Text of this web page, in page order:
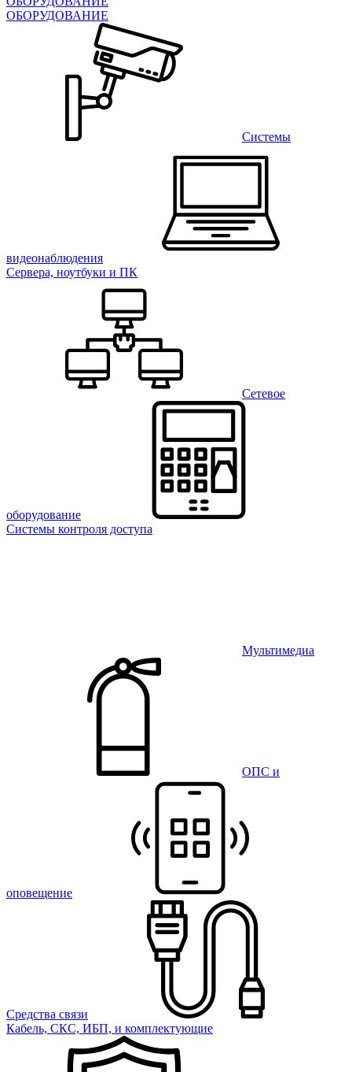
ОБОРУДОВАНИЕ
Системы
видеонаблюдения
Сервера, ноутбуки и ПК
Сетевое
оборудование
Системы контроля доступа
Мультимедиа
ОПС и
оповещение
Средства связи
Кабель, СКС, ИБП, и комплектующие